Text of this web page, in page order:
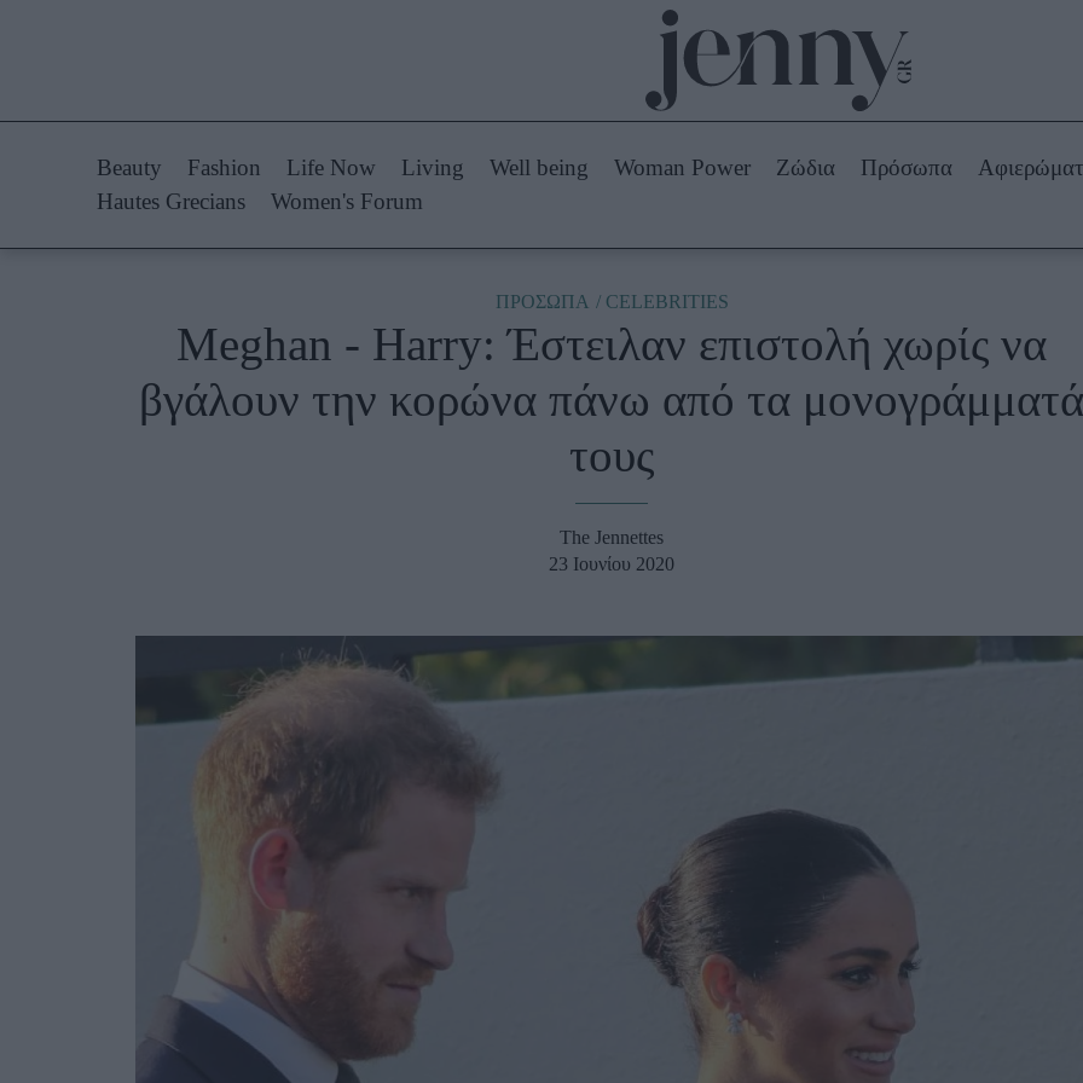
Styling Tips
Fashion News
Beauty -
Ομορφιά
Skincare
Μακιγιάζ
Woman Power Πρόσωπα
Celebrities
Ζώδια
Χωρίς Ταμπέλες
Hautes Grecians
Beauty Fashion Life Now Living Well being Woman Power Ζώδια Πρόσωπα
Hautes Grecians
Women's Forum
ΠΡΟΣΩΠΑ CELEBRITIES
Meghan - Harry: Έστειλαν επιστολή χωρίς να
βγάλουν την κορώνα πάνω από τα μονογράμματά
τους
The Jennettes
23 Ιουνίου 2020